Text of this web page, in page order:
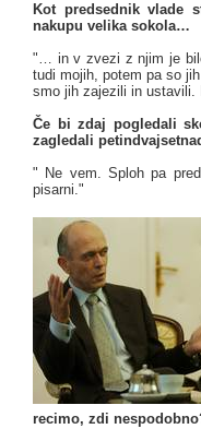
Kot predsednik vlade
nakupu velika sokola…
"… in v zvezi z njim je
tudi mojih, potem pa so
smo jih zajezili in ustavili.
Če bi zdaj pogledali
zagledali
" Ne vem. Sploh pa
pisarni."
recimo, zdi